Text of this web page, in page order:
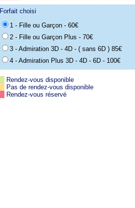
Forfait choisi
1 - Fille ou Garçon - 60€
2 - Fille ou Garçon Plus - 70€
3 - Admiration 3D - 4D - ( sans 6D ) 85€
4 - Admiration Plus 3D - 4D - 6D - 100€
Rendez-vous disponible
Pas de rendez-vous disponible
Rendez-vous réservé